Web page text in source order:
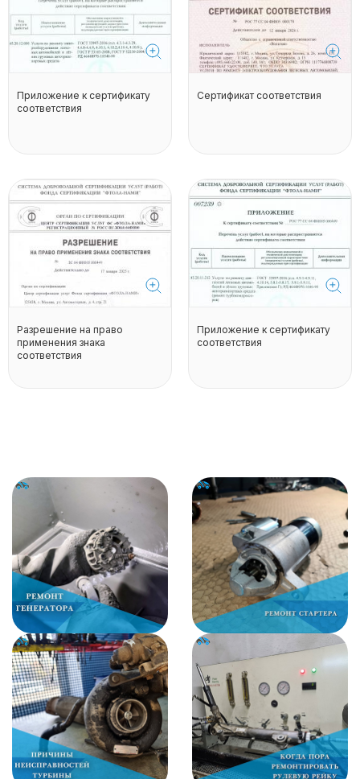
Приложение к сертификату
соответствия
Сертификат соответствия
Разрешение на право
применения знака
соответствия
Приложение к сертификату
соответствия